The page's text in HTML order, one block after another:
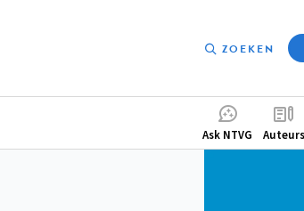
ZOEKEN
Ask NTVG Auteurs